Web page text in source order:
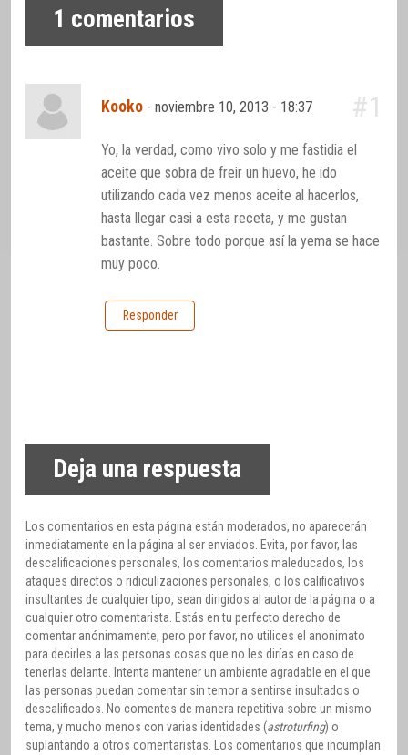
1 comentarios
Kooko -noviembre 10, 2013 - 18:37 #1
Yo, la verdad, como vivo solo y me fastidia el
aceite que sobra de freir un huevo, he ido
utilizando cada vez menos aceite al hacerlos,
hasta llegar casi a esta receta, y me gustan
bastante. Sobre todo porque así la yema se hace
muy poco.
Responder
Deja una respuesta
Los comentarios en esta página están moderados, no aparecerán
inmediatamente en la página al ser enviados. Evita, por favor, las
descalificaciones personales, los comentarios maleducados, los
ataques directos o ridiculizaciones personales, o los calificativos
insultantes de cualquier tipo, sean dirigidos al autor de la página o a
cualquier otro comentarista. Estás en tu perfecto derecho de
comentar anónimamente, pero por favor, no utilices el anonimato
para decirles a las personas cosas que no les dirías en caso de
tenerlas delante. Intenta mantener un ambiente agradable en el que
las personas puedan comentar sin temor a sentirse insultados o
descalificados. No comentes de manera repetitiva sobre un mismo
tema, y mucho menos con varias identidades (astroturfing) o
suplantando a otros comentaristas. Los comentarios que incumplan